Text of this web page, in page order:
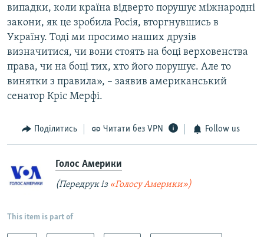
випадки, коли країна відверто порушує міжнародні
закони, як це зробила Росія, вторгнувшись в
Україну. Тоді ми просимо наших друзів
визначитися, чи вони стоять на боці верховенства
права, чи на боці тих, хто його порушує. Але то
винятки з правила», – заявив американський
сенатор Кріс Мерфі.
Поділитись Читати без VPN Follow us
Голос Америки
(Передрук із «Голосу Америки»)
This item is part of